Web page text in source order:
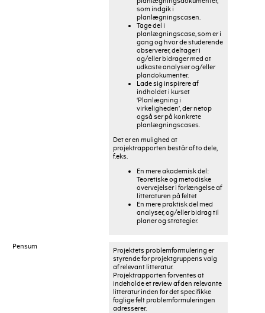
som indgik i
planlægningscasen.
Tage del i
planlægningscase, som er i
gang og hvor de studerende
observerer, deltager i
og/eller bidrager med at
udkaste analyser og/eller
plandokumenter.
Lade sig inspirere af
indholdet i kurset
‘Planlægning i
virkeligheden’, der netop
også ser på konkrete
planlægningscases.
Det er en mulighed at
projektrapporten består af to dele,
f.eks.
En mere akademisk del:
Teoretiske og metodiske
overvejelser i forlængelse af
litteraturen på feltet
En mere praktisk del med
analyser, og/eller bidrag til
planer og strategier.
Pensum
Projektets problemformulering er
styrende for projektgruppens valg
af relevant litteratur.
Projektrapporten forventes at
indeholde et review af den relevante
litteratur inden for det specifikke
faglige felt problemformuleringen
adresserer.